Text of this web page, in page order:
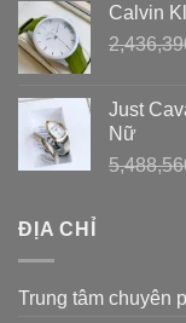
Calvin
Just
Nữ
ĐỊA CHỈ
Trung tâm chuyên